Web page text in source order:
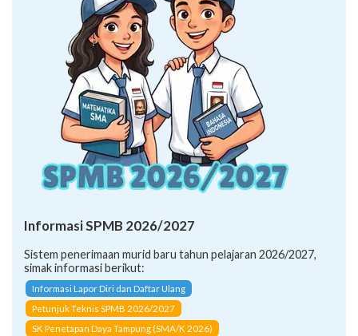
Informasi SPMB 2026/2027
Sistem penerimaan murid baru tahun pelajaran 2026/2027,
simak informasi berikut:
Informasi Lapor Diri dan Daftar Ulang
Petunjuk Teknis SPMB 2026/2027
SK Penetapan Daya Tampung (SMA/K 2026)